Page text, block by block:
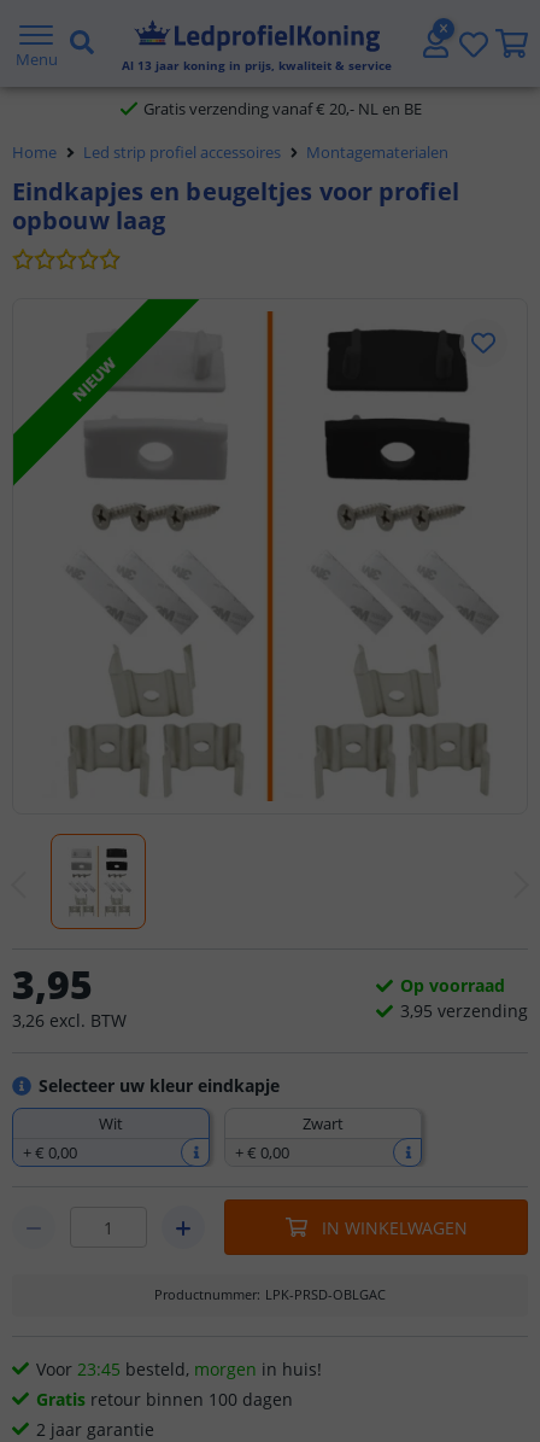
Menu Al 13 jaar koning in prijs, kwaliteit & service
2 jaar garantie
Gratis verzending vanaf € 20,- NL en BE
Klantbeoordeling 9.1
Voor 23:45 uur besteld,
Home Led strip profiel accessoires Montagematerialen
Eindkapjes en beugeltjes voor profiel
opbouw laag
NIEUW
Selecteer uw kleur eindkapje
Wit
+€ 0,00
Zwart
+€ 0,00
3,95
3,26 excl. BTW
Op voorraad
3,95 verzending
IN WINKELWAGEN
Productnummer: LPK-PRSD-OBLGAC
Voor 23:45 besteld, morgen in huis!
Gratis retour binnen 100 dagen
2 jaar garantie